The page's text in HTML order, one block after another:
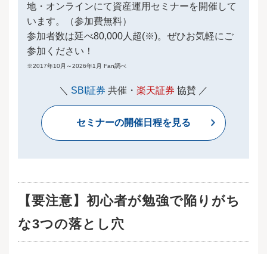
地・オンラインにて資産運用セミナーを開催して
います。（参加費無料）
参加者数は延べ80,000人超(※)。ぜひお気軽にご
参加ください！
※2017年10月～2026年1月 Fan調べ
＼ SBI証券 共催・ 楽天証券 協賛 ／
セミナーの開催日程を見る
【要注意】初心者が勉強で陥りがち
な3つの落とし穴